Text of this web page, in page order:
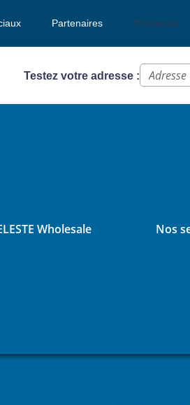
Partenaires Wholesale
Testez votre adresse :
Wholesale Nos